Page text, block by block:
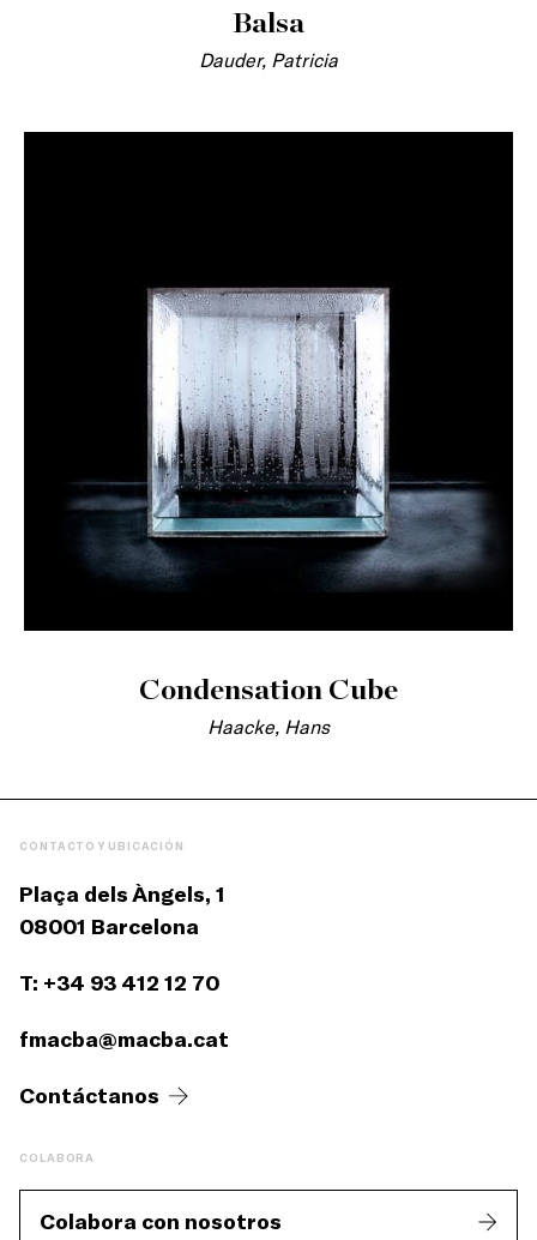
Balsa
Dauder, Patricia
Condensation Cube
Haacke, Hans
CONTACTO Y UBICACIÓN
Plaça dels Àngels, 1
08001 Barcelona
T: +34 93 412 12 70
fmacba@macba.cat
Contáctanos
COLABORA
Colabora con nosotros